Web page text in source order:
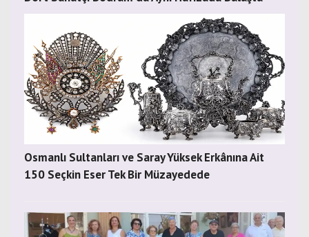
Osmanlı Sultanları ve Saray Yüksek Erkânına Ait
150 Seçkin Eser Tek Bir Müzayedede